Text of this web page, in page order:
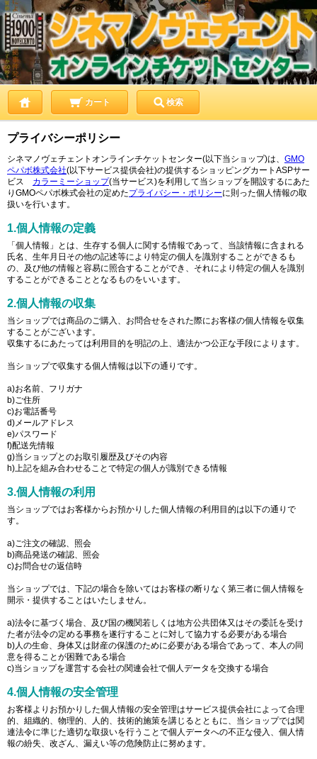
カート 検索
プライバシーポリシー
シネマノヴェチェントオンラインチケットセンター(以下当ショップ)は、 GMO
ペパボ株式会社(以下サービス提供会社)の提供するショッピングカートASPサー
ビス カラーミーショップ(当サービス)を利用して当ショップを開設するにあた
りGMOペパボ株式会社の定めたプライバシー・ポリシーに則った個人情報の取
扱いを行います。
1.個人情報の定義
「個人情報」とは、生存する個人に関する情報であって、当該情報に含まれる
氏名、生年月日その他の記述等により特定の個人を識別することができるも
の、及び他の情報と容易に照合することができ、それにより特定の個人を識別
することができることとなるものをいいます。
2.個人情報の収集
当ショップでは商品のご購入、お問合せをされた際にお客様の個人情報を収集
することがございます。
収集するにあたっては利用目的を明記の上、適法かつ公正な手段によります。
当ショップで収集する個人情報は以下の通りです。
a)お名前、フリガナ
b)ご住所
c)お電話番号
d)メールアドレス
e)パスワード
f)配送先情報
g)当ショップとのお取引履歴及びその内容
h)上記を組み合わせることで特定の個人が識別できる情報
3.個人情報の利用
当ショップではお客様からお預かりした個人情報の利用目的は以下の通りで
す。
a)ご注文の確認、照会
b)商品発送の確認、照会
c)お問合せの返信時
当ショップでは、下記の場合を除いてはお客様の断りなく第三者に個人情報を
開示・提供することはいたしません。
a)法令に基づく場合、及び国の機関若しくは地方公共団体又はその委託を受け
た者が法令の定める事務を遂行することに対して協力する必要がある場合
b)人の生命、身体又は財産の保護のために必要がある場合であって、本人の同
意を得ることが困難である場合
c)当ショップを運営する会社の関連会社で個人データを交換する場合
4.個人情報の安全管理
お客様よりお預かりした個人情報の安全管理はサービス提供会社によって合理
的、組織的、物理的、人的、技術的施策を講じるとともに、当ショップでは関
連法令に準じた適切な取扱いを行うことで個人データへの不正な侵入、個人情
報の紛失、改ざん、漏えい等の危険防止に努めます。